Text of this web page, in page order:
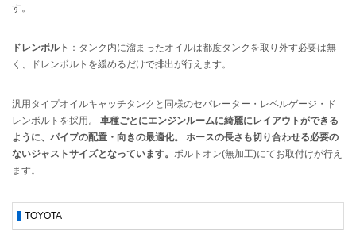
す。
ドレンボルト ：タンク内に溜まったオイルは都度タンクを取り外す必要は無
く、ドレンボルトを緩めるだけで排出が行えます。
汎用タイプオイルキャッチタンクと同様のセパレーター・レベルゲージ・ド
レンボルトを採用。 車種ごとにエンジンルームに綺麗にレイアウトができる
ように、パイプの配置・向きの最適化。 ホースの長さも切り合わせる必要の
ないジャストサイズとなっています。 ボルトオン(無加工)にてお取付けが行え
ます。
TOYOTA